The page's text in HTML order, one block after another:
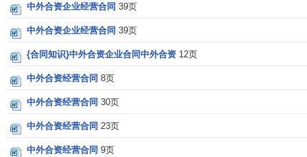
(24)合同生效及其它。
制作中外合资经营企业合同应当注意的问题
(1)合资的外方应当具有主体资格和合资能力。外方当事
人是个人时，必须具有完全的行为能力；外方当事人是
一定要审查外方是否具备签订合同的条件和能力。要对外商
的经营作风和商业信誉
中外合资企业经营合同 39页
中外合资企业经营合同 39页
{合同知识}中外合资企业合同中外合资 12页
中外合资经营合同 8页
中外合资经营合同 30页
中外合资经营合同 23页
中外合资经营合同 9页